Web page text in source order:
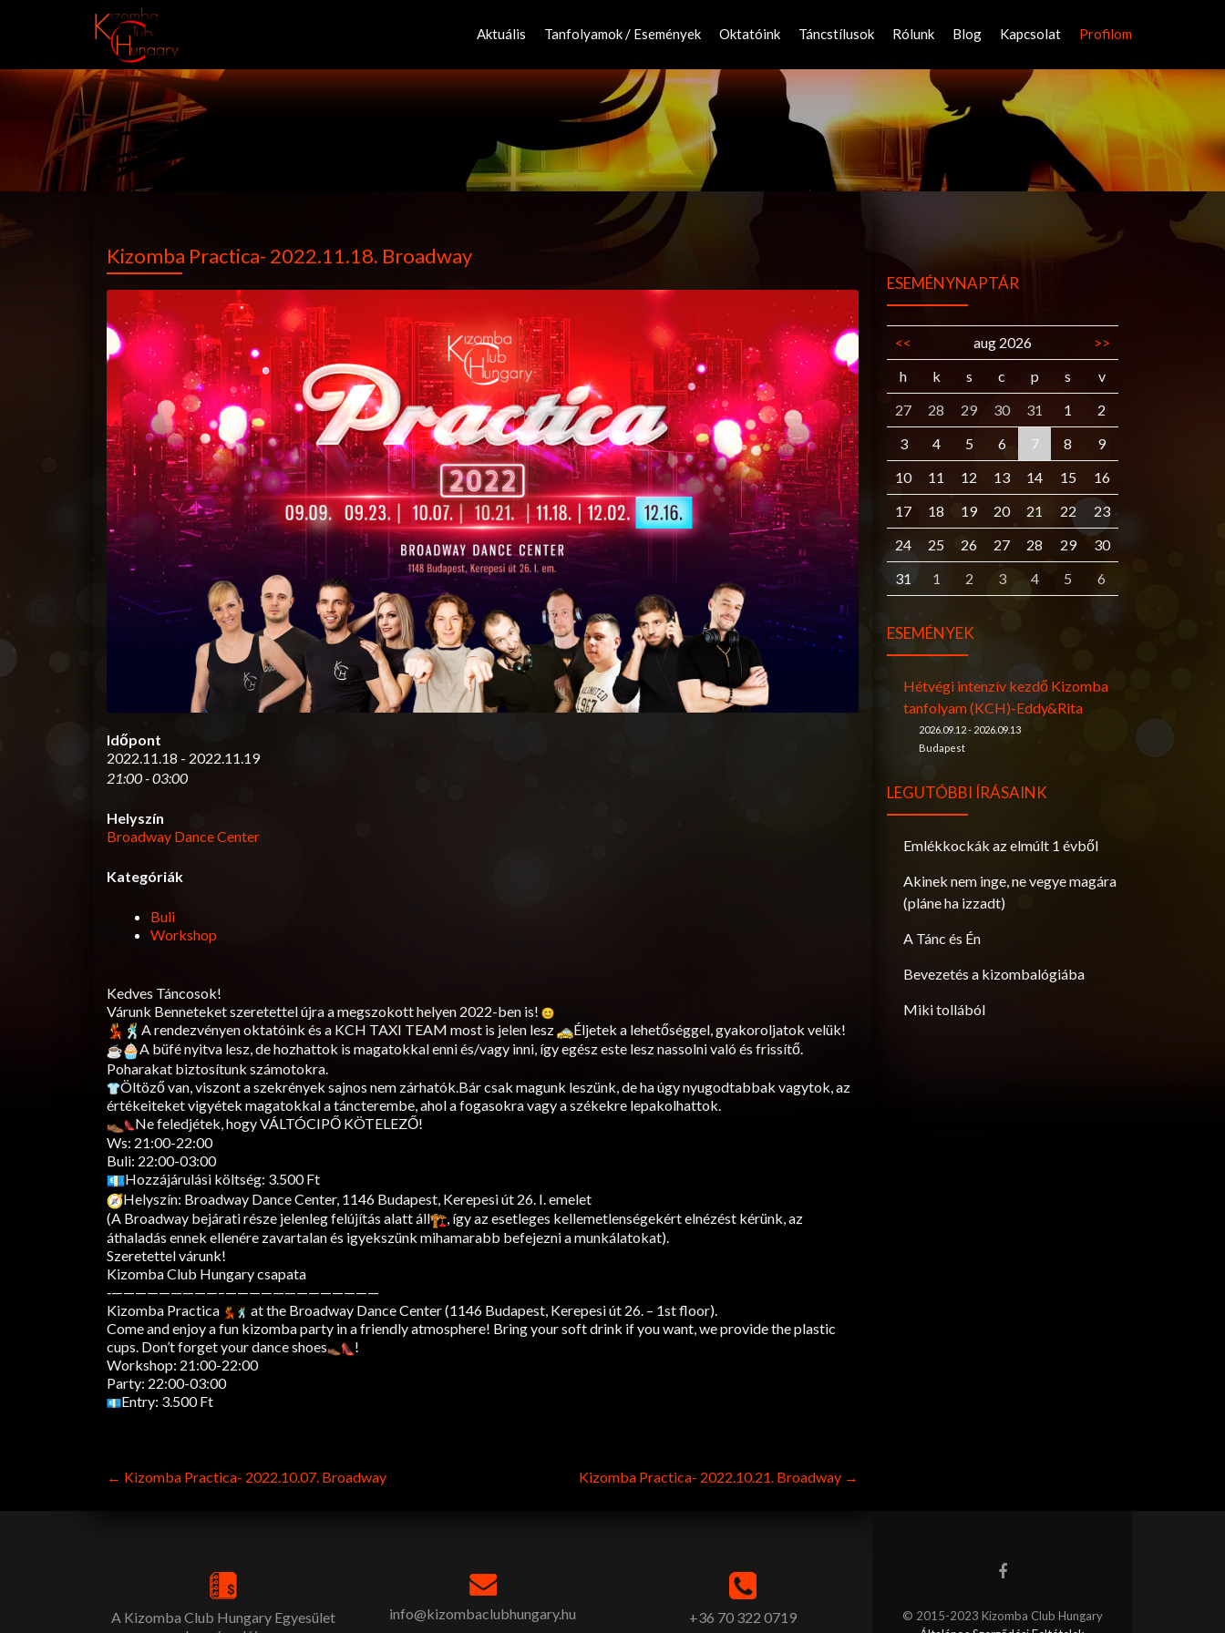
to
Aktuális Tanfolyamok / Események Oktatóink Táncstílusok Rólunk Blog Kapcsolat Profilom
Kizomba Practica- 2022.11.18. Broadway
Időpont
2022.11.18 - 2022.11.19
21:00 - 03:00
Helyszín
Broadway Dance Center
Kategóriák
Buli
Workshop
Kedves Táncosok!
Várunk Benneteket szeretettel újra a megszokott helyen 2022-ben is!
A rendezvényen oktatóink és a KCH TAXI TEAM most is jelen lesz
Éljetek a lehetőséggel, gyakoroljatok velük!
A büfé nyitva lesz, de hozhattok is magatokkal enni és/vagy inni, így egész este lesz nassolni való és frissítő.
Poharakat biztosítunk számotokra.
Öltöző van, viszont a szekrények sajnos nem zárhatók.Bár csak magunk leszünk, de ha úgy nyugodtabbak vagytok, az
értékeiteket vigyétek magatokkal a táncterembe, ahol a fogasokra vagy a székekre lepakolhattok.
Ne feledjétek, hogy VÁLTÓCIPŐ KÖTELEZŐ!
Ws: 21:00-22:00
Buli: 22:00-03:00
Hozzájárulási költség: 3.500 Ft
Helyszín: Broadway Dance Center, 1146 Budapest, Kerepesi út 26. I. emelet
(A Broadway bejárati része jelenleg felújítás alatt áll
, így az esetleges kellemetlenségekért elnézést kérünk, az
áthaladás ennek ellenére zavartalan és igyekszünk mihamarabb befejezni a munkálatokat).
Szeretettel várunk!
Kizomba Club Hungary csapata
‐—————————–—————————————
Kizomba Practica
at the Broadway Dance Center (1146 Budapest, Kerepesi út 26. – 1st floor).
Come and enjoy a fun kizomba party in a friendly atmosphere! Bring your soft drink if you want, we provide the plastic
cups. Don’t forget your dance shoes
!
Workshop: 21:00-22:00
Party: 22:00-03:00
Entry: 3.500 Ft
Post
← Kizomba Practica- 2022.10.07. Broadway Kizomba Practica- 2022.10.21. Broadway →
ESEMÉNYNAPTÁR
<< aug 2026
>>
h
k s c p s
v
27
28 29 30 31 1
2
3
4 5 6 7 8
9
10
11 12 13 14 15
16
17
18 19 20 21 22
23
24
25 26 27 28 29
30
31
1 2 3 4 5 6
ESEMÉNYEK
Hétvégi intenzív kezdő Kizomba
tanfolyam (KCH)-Eddy&Rita
2026.09.12 - 2026.09.13
Budapest
LEGUTÓBBI ÍRÁSAINK
Emlékkockák az elmúlt 1 évből
Akinek nem inge, ne vegye magára
(pláne ha izzadt)
A Tánc és Én
Bevezetés a kizombalógiába
Miki tollából
A Kizomba Club Hungary Egyesület
info@kizombaclubhungary.hu +36 70 322 0719
© 2015-2023 Kizomba Club Hungary